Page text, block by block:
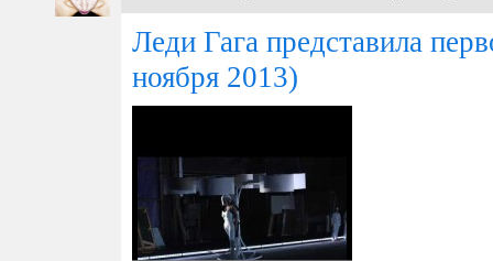
Леди Гага представила
ноября 2013)